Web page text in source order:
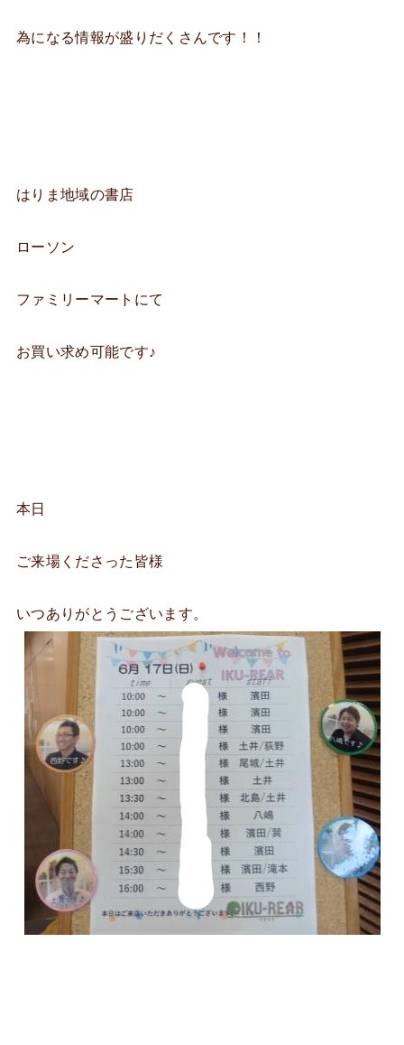
為になる情報が盛りだくさんです！！
はりま地域の書店
ローソン
ファミリーマートにて
お買い求め可能です♪
本日
ご来場くださった皆様
いつありがとうございます。